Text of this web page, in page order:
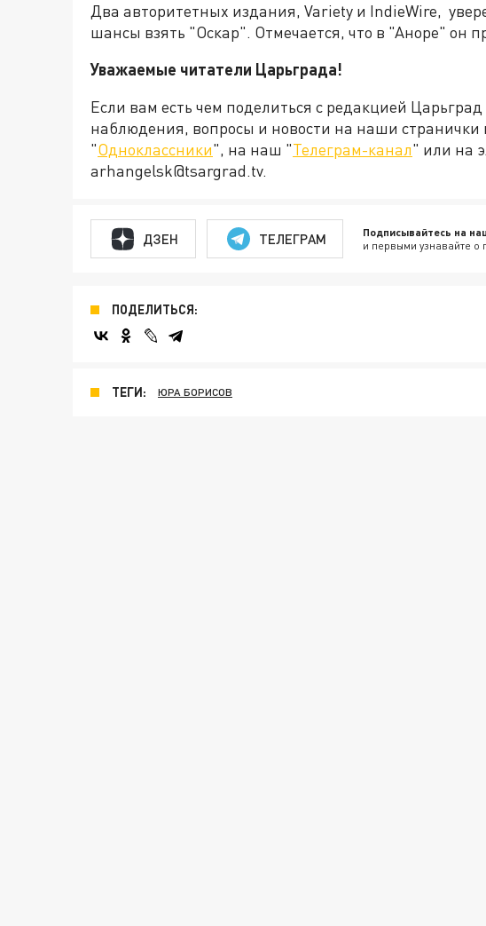
Два авторитетных издания, Variety и IndieWire,
шансы взять "Оскар". Отмечается, что в "Аноре" он
Уважаемые читатели Царьграда!
Если вам есть чем поделиться с редакцией
наблюдения, вопросы и новости на наши странички
"Одноклассники", на наш "Телеграм-канал" или на
arhangelsk@tsargrad.tv.
ДЗЕН ТЕЛЕГРАМ Подписывайтесь на
и первыми узнавайте о
ПОДЕЛИТЬСЯ:
ТЕГИ: ЮРА БОРИСОВ